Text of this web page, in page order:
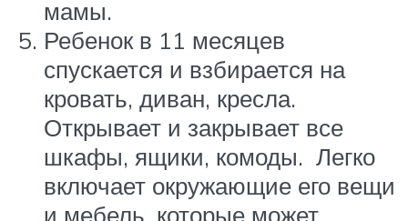
мамы.
Ребенок в 11 месяцев
спускается и взбирается на
кровать, диван, кресла.
Открывает и закрывает все
шкафы, ящики, комоды. Легко
включает окружающие его вещи
и мебель, которые может